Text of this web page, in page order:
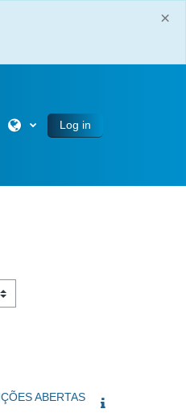
×
Toggle search input
Log in
ABERTAS